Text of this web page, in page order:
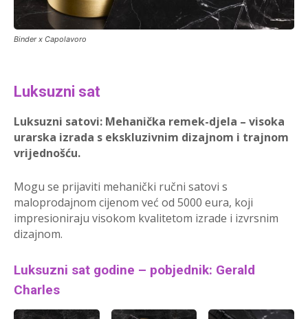
Binder x Capolavoro
Luksuzni sat
Luksuzni satovi: Mehanička remek-djela – visoka
urarska izrada s ekskluzivnim dizajnom i trajnom
vrijednošću.
Mogu se prijaviti mehanički ručni satovi s
maloprodajnom cijenom već od 5000 eura, koji
impresioniraju visokom kvalitetom izrade i izvrsnim
dizajnom.
Luksuzni sat godine – pobjednik: Gerald
Charles